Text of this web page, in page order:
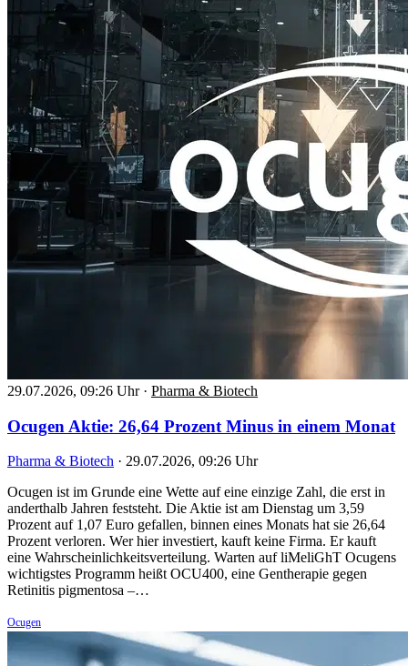
29.07.2026, 09:26 Uhr · Pharma & Biotech
Ocugen Aktie: 26,64 Prozent Minus in einem Monat
Pharma & Biotech · 29.07.2026, 09:26 Uhr
Ocugen ist im Grunde eine Wette auf eine einzige Zahl, die erst in
anderthalb Jahren feststeht. Die Aktie ist am Dienstag um 3,59
Prozent auf 1,07 Euro gefallen, binnen eines Monats hat sie 26,64
Prozent verloren. Wer hier investiert, kauft keine Firma. Er kauft
eine Wahrscheinlichkeitsverteilung. Warten auf liMeliGhT Ocugens
wichtigstes Programm heißt OCU400, eine Gentherapie gegen
Retinitis pigmentosa –…
Ocugen